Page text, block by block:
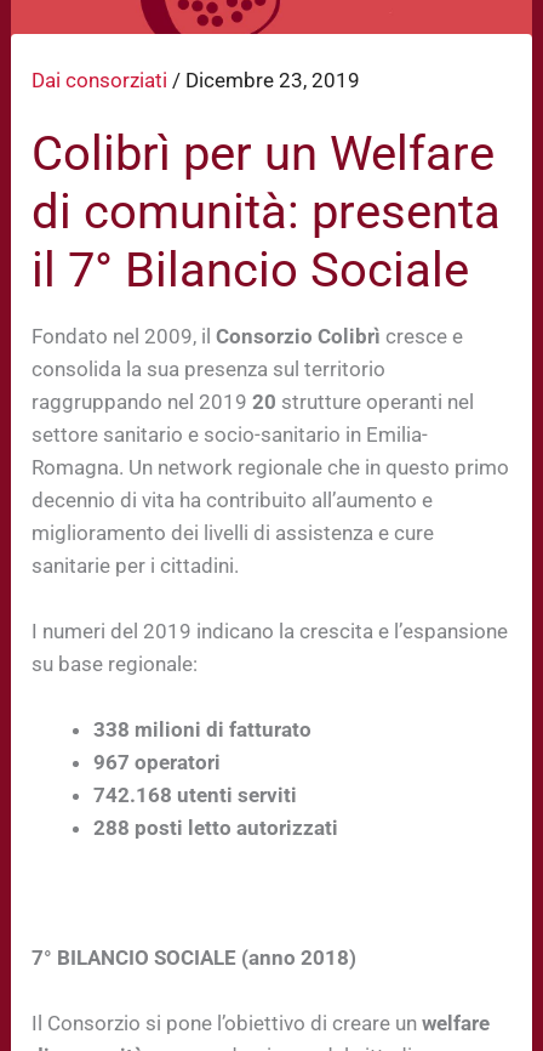
Dai consorziati / Dicembre 23, 2019
Colibrì per un Welfare
di comunità: presenta
il 7° Bilancio Sociale
Fondato nel 2009, ilConsorzio Colibrì cresce e
consolida la sua presenza sul territorio
raggruppando nel 201920 strutture operanti nel
settore sanitario e socio-sanitario in Emilia-
Romagna. Un network regionale che in questo primo
decennio di vita ha contribuito all’aumento e
miglioramento dei livelli di assistenza e cure
sanitarie per i cittadini.
I numeri del 2019 indicano la crescita e l’espansione
su base regionale:
338 milioni di fatturato
967operatori
742.168 utenti serviti
288 posti letto autorizzati
7° BILANCIO SOCIALE (anno 2018)
Il Consorzio si pone l’obiettivo di creare unwelfare